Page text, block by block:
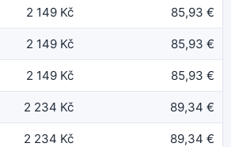
2 149 Kč 85,93 €
2 149 Kč 85,93 €
2 149 Kč 85,93 €
2 234 Kč 89,34 €
2 234 Kč 89,34 €